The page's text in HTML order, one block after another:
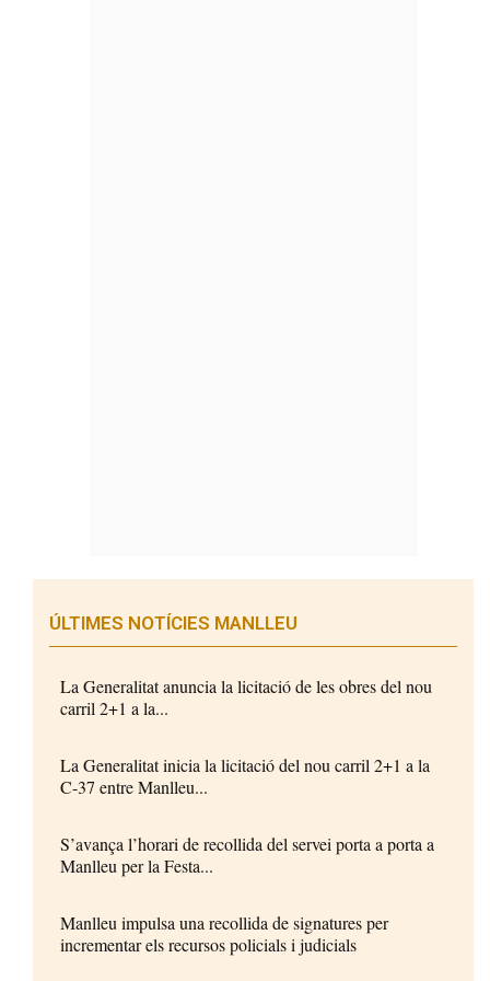
ÚLTIMES NOTÍCIES MANLLEU
La Generalitat anuncia la licitació de les obres del nou
carril 2+1 a la...
La Generalitat inicia la licitació del nou carril 2+1 a la
C-37 entre Manlleu...
S’avança l’horari de recollida del servei porta a porta a
Manlleu per la Festa...
Manlleu impulsa una recollida de signatures per
incrementar els recursos policials i judicials